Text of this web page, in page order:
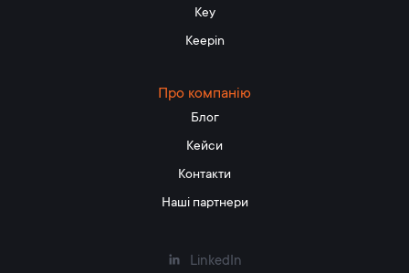
Key
Keepin
Про компанію
Блог
Кейси
Контакти
Наші партнери
LinkedIn